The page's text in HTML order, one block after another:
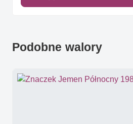
Podobne walory